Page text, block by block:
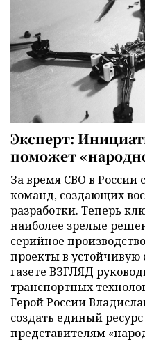
Эксперт:
поможет
За время СВО в России
команд, создающих
разработки. Теперь
наиболее зрелые
серийное
проекты в устойчивую
газете ВЗГЛЯД
транспортных
Герой России
создать единый
представителям